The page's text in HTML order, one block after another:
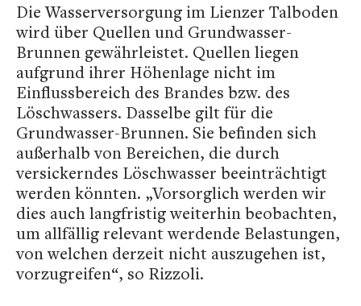
Die Wasserversorgung im Lienzer Talboden
wird über Quellen und Grundwasser-
Brunnen gewährleistet. Quellen liegen
aufgrund ihrer Höhenlage nicht im
Einflussbereich des Brandes bzw. des
Löschwassers. Dasselbe gilt für die
Grundwasser-Brunnen. Sie befinden sich
außerhalb von Bereichen, die durch
versickerndes Löschwasser beeinträchtigt
werden könnten. „Vorsorglich werden wir
dies auch langfristig weiterhin beobachten,
um allfällig relevant werdende Belastungen,
von welchen derzeit nicht auszugehen ist,
vorzugreifen“, so Rizzoli.